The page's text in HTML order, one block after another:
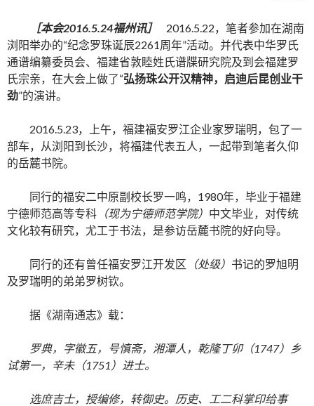
［本会2016.5.24福州讯］
2016.5.22，笔者参加在湖南
浏阳举办的“纪念罗珠诞辰2261周年”活动。并代表中华罗氏
通谱编纂委员会、福建省敦睦姓氏谱牒研究院及到会福建罗
氏宗亲，在大会上做了“弘扬珠公开汉精神，启迪后昆创业干
劲”的演讲。
2016.5.23，上午，福建福安罗江企业家罗瑞明，包了一
部车，从浏阳到长沙，将福建代表五人，一起带到笔者久仰
的岳麓书院。
同行的福安二中原副校长罗一鸣，1980年，毕业于福建
宁德师范高等专科 （现为宁德师范学院） 中文毕业，对传统
文化较有研究，尤工于书法，是参访岳麓书院的好向导。
同行的还有曾任福安罗江开发区 （处级） 书记的罗旭明
及罗瑞明的弟弟罗树钦。
据 《湖南通志》载：
罗典，字徽五，号慎斋，湘潭人，乾隆丁卯（1747）乡
试第一，辛未（1751）进士。
选庶吉士，授编修，转御史。历吏、工二科掌印给事